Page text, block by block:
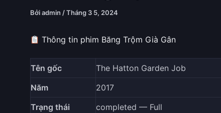
Bởiadmin /Tháng 3 5, 2024
Thông tin phim Băng Trộm Già Gân
Tên gốc
The Hatton Garden Job
Năm
2017
Trạng thái
completed — Full